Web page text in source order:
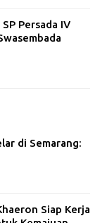
Persada IV
di Semarang:
Siap Kerja